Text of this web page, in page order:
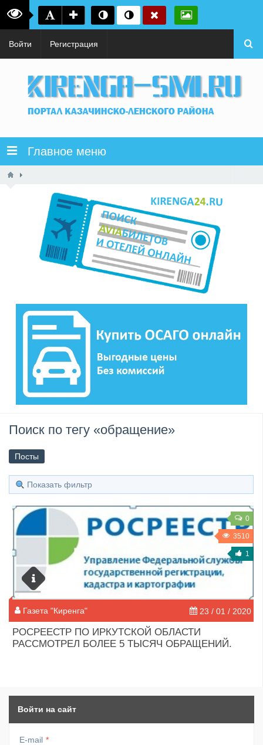
Войти Регистрация
Главное меню
Поиск по тегу «обращение»
Посты
Показать фильтр
0
3510
1
Газета "Киренга" 23 / 01 / 2020
РОСРЕЕСТР ПО ИРКУТСКОЙ ОБЛАСТИ
РАССМОТРЕЛ БОЛЕЕ 5 ТЫСЯЧ ОБРАЩЕНИЙ.
Войти на сайт
E-mail